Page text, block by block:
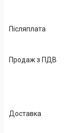
Післяплата
Продаж з ПДВ
Доставка